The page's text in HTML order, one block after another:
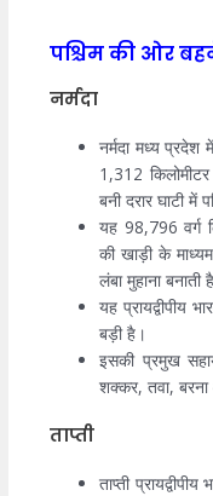
पश्चिम की ओर
नर्मदा
नर्मदा मध्य
1,312
बनी दरार घाटी में
यह 98,796 वर्ग
की खाड़ी के
लंबा मुहाना बनाती
यह प्रायद्वीपीय
बड़ी है।
इसकी प्रमुख
शक्कर, तवा,
ताप्ती
ताप्ती